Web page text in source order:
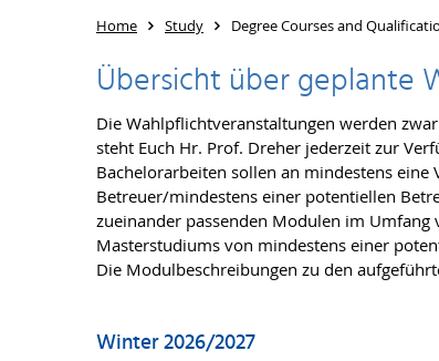
Home Study Degree Courses and
Übersicht über geplante
Die Wahlpflichtveranstaltungen werden
steht Euch Hr. Prof. Dreher jederzeit zur
Bachelorarbeiten sollen an mindestens
Betreuer/mindestens einer potentiellen
zueinander passenden Modulen im Umfang
Masterstudiums von mindestens einer
Die Modulbeschreibungen zu den
Winter 2026/2027